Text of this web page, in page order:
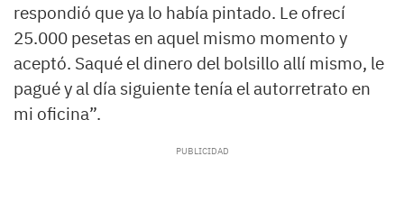
respondió que ya lo había pintado. Le ofrecí
25.000 pesetas en aquel mismo momento y
aceptó. Saqué el dinero del bolsillo allí mismo, le
pagué y al día siguiente tenía el autorretrato en
mi oficina”.